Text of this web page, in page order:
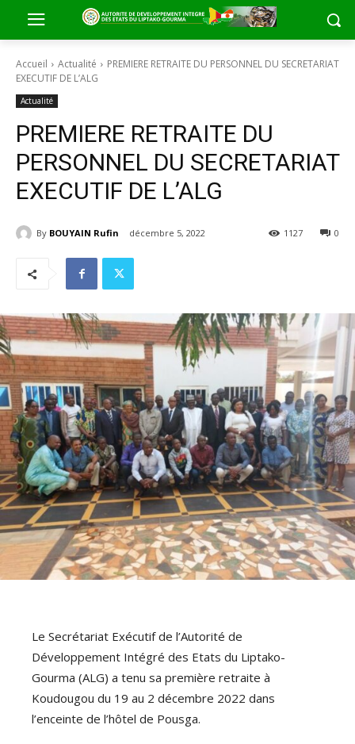
Accueil Actualité
PREMIERE RETRAITE DU PERSONNEL DU SECRETARIAT
EXECUTIF DE L’ALG
Actualité
PREMIERE RETRAITE DU
PERSONNEL DU SECRETARIAT
EXECUTIF DE L’ALG
By BOUYAIN Rufin décembre 5, 2022 0
1127
Le Secrétariat Exécutif de l’Autorité de
Développement Intégré des Etats du Liptako-
Gourma (ALG) a tenu sa première retraite à
Koudougou du 19 au 2 décembre 2022 dans
l’enceinte de l’hôtel de Pousga.